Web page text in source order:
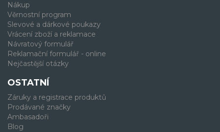
Nákup
Věrnostní program
Slevové a dárkové poukazy
Vrácení zboží a reklamace
Návratový formulář
Reklamační formulář - online
Nejčastější otázky
OSTATNÍ
Záruky a registrace produktů
Prodávané značky
Ambasadoři
Blog